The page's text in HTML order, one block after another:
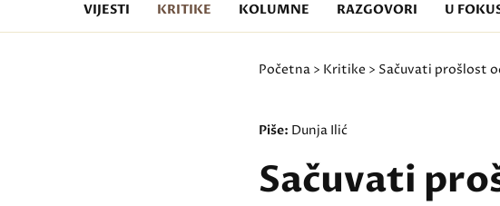
VIJESTI KRITIKE KOLUMNE RAZGOVORI U
Početna > Kritike > Sačuvati prošlost
Piše: Dunja Ilić
Sačuvati